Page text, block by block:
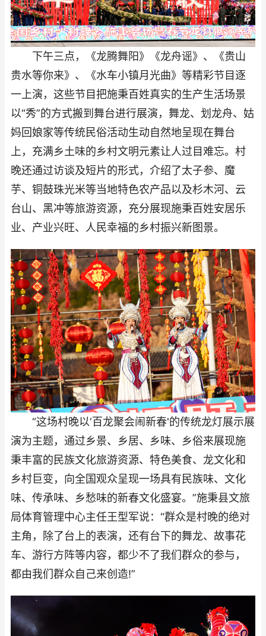
下午三点，《龙腾舞阳》《龙舟谣》、《贵山
贵水等你来》、《水车小镇月光曲》等精彩节目逐
一上演，这些节目把施秉百姓真实的生产生活场景
以“秀”的方式搬到舞台进行展演，舞龙、划龙舟、姑
妈回娘家等传统民俗活动生动自然地呈现在舞台
上，充满乡土味的乡村文明元素让人过目难忘。村
晚还通过访谈及短片的形式，介绍了太子参、魔
芋、铜鼓珠光米等当地特色农产品以及杉木河、云
台山、黑冲等旅游资源，充分展现施秉百姓安居乐
业、产业兴旺、人民幸福的乡村振兴新图景。
“这场村晚以‘百龙聚会闹新春'的传统龙灯展示展
演为主题，通过乡景、乡居、乡味、乡俗来展现施
秉丰富的民族文化旅游资源、特色美食、龙文化和
乡村巨变，向全国观众呈现一场具有民族味、文化
味、传承味、乡愁味的新春文化盛宴。”施秉县文旅
局体育管理中心主任王型军说：“群众是村晚的绝对
主角，除了台上的表演，还有台下的舞龙、故事花
车、游行方阵等内容，都少不了我们群众的参与，
都由我们群众自己来创造!”